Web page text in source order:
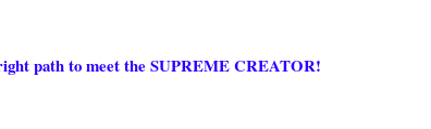
path to meet the SUPREME CREATOR!